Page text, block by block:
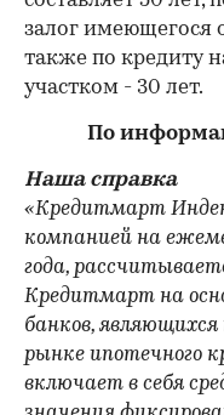
залог имеющегося
также по кредиту
участком - 30 лет.
По
Наша справка
«Кредитмарт
компанией на
года,
Кредитмарт на
банков,
рынке ипотечного
включает в себя